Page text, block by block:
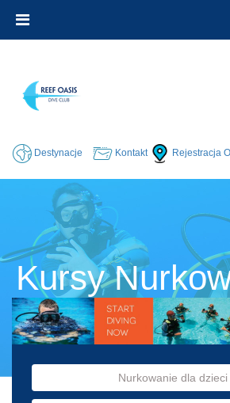
Destynacje Kontakt Rejestracja
Kursy
Nurkowanie dla dzieci